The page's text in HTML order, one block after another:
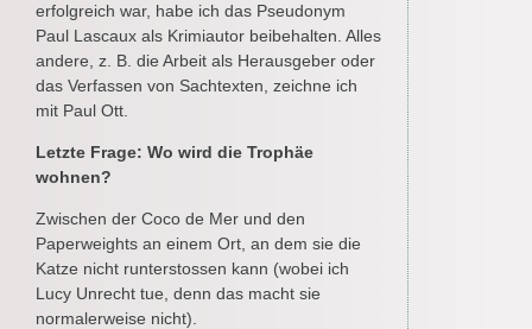
erfolgreich war, habe ich das Pseudonym
Paul Lascaux als Krimiautor beibehalten. Alles
andere, z. B. die Arbeit als Herausgeber oder
das Verfassen von Sachtexten, zeichne ich
mit Paul Ott.
Letzte Frage: Wo wird die Trophäe
wohnen?
Zwischen der Coco de Mer und den
Paperweights an einem Ort, an dem sie die
Katze nicht runterstossen kann (wobei ich
Lucy Unrecht tue, denn das macht sie
normalerweise nicht).